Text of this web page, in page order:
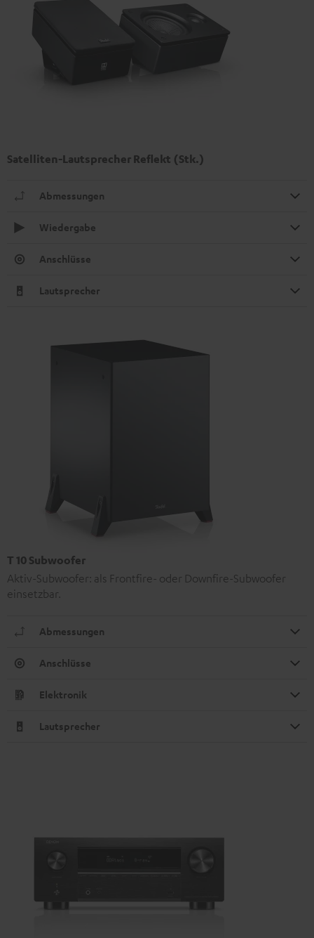
Satelliten-Lautsprecher Reflekt (Stk.)
Abmessungen
Wiedergabe
Anschlüsse
Lautsprecher
T 10 Subwoofer
Aktiv-Subwoofer: als Frontfire- oder Downfire-Subwoofer
einsetzbar.
Abmessungen
Anschlüsse
Elektronik
Lautsprecher